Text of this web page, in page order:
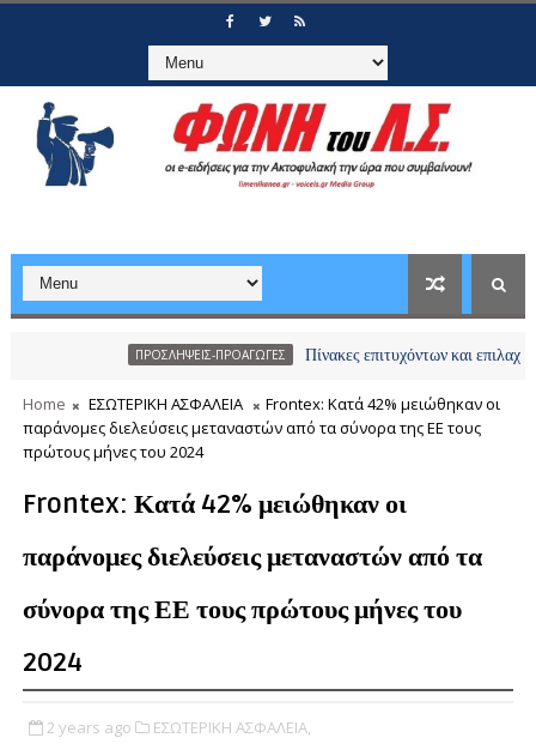
ΠΡΟΣΛΗΨΕΙΣ-ΠΡΟΑΓΩΓΕΣ Πίνακες επιτυχόντων και επιλαχόντων
Home ΕΣΩΤΕΡΙΚΗ ΑΣΦΑΛΕΙΑ
Frontex: Κατά 42% μειώθηκαν οι
παράνομες διελεύσεις μεταναστών από τα σύνορα της ΕΕ τους
πρώτους μήνες του 2024
Frontex: Κατά 42% μειώθηκαν οι
παράνομες διελεύσεις μεταναστών από τα
σύνορα της ΕΕ τους πρώτους μήνες του
2024
2 years ago ΕΣΩΤΕΡΙΚΗ ΑΣΦΑΛΕΙΑ,